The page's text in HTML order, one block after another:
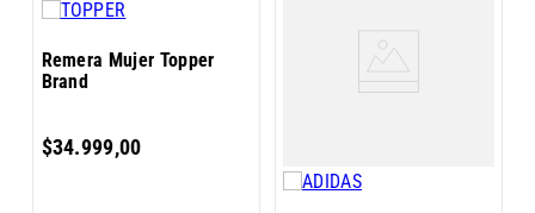
Remera Mujer Topper
Brand
$34.999,00